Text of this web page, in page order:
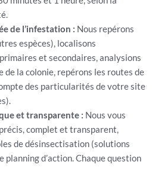
de l’infestation : Nous repérons
espèces), localisons
et secondaires, analysions
de la colonie, repérons les routes de
des particularités de votre site
et transparente : Nous vous
complet et transparent,
de désinsectisation (solutions
planning d’action. Chaque question